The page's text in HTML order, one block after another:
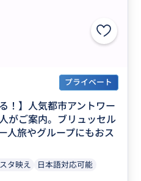
プライベート
！】人気都市アントワー
がご案内。ブリュッセル
人旅やグループにもおス
タ映え 日本語対応可能